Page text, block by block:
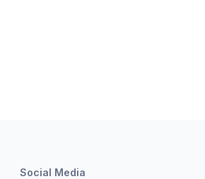
Social Media